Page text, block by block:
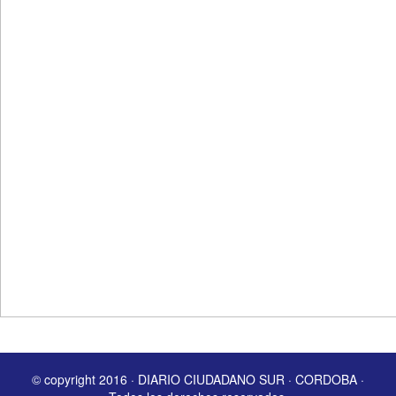
© copyright 2016 · DIARIO CIUDADANO SUR · CORDOBA ·